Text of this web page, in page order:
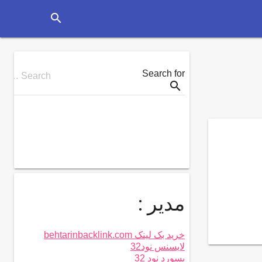
search
Search for
Search …
search
مدیر :
خرید بک لینک behtarinbacklink.com
لایسنس نود32
پسورد نود 32